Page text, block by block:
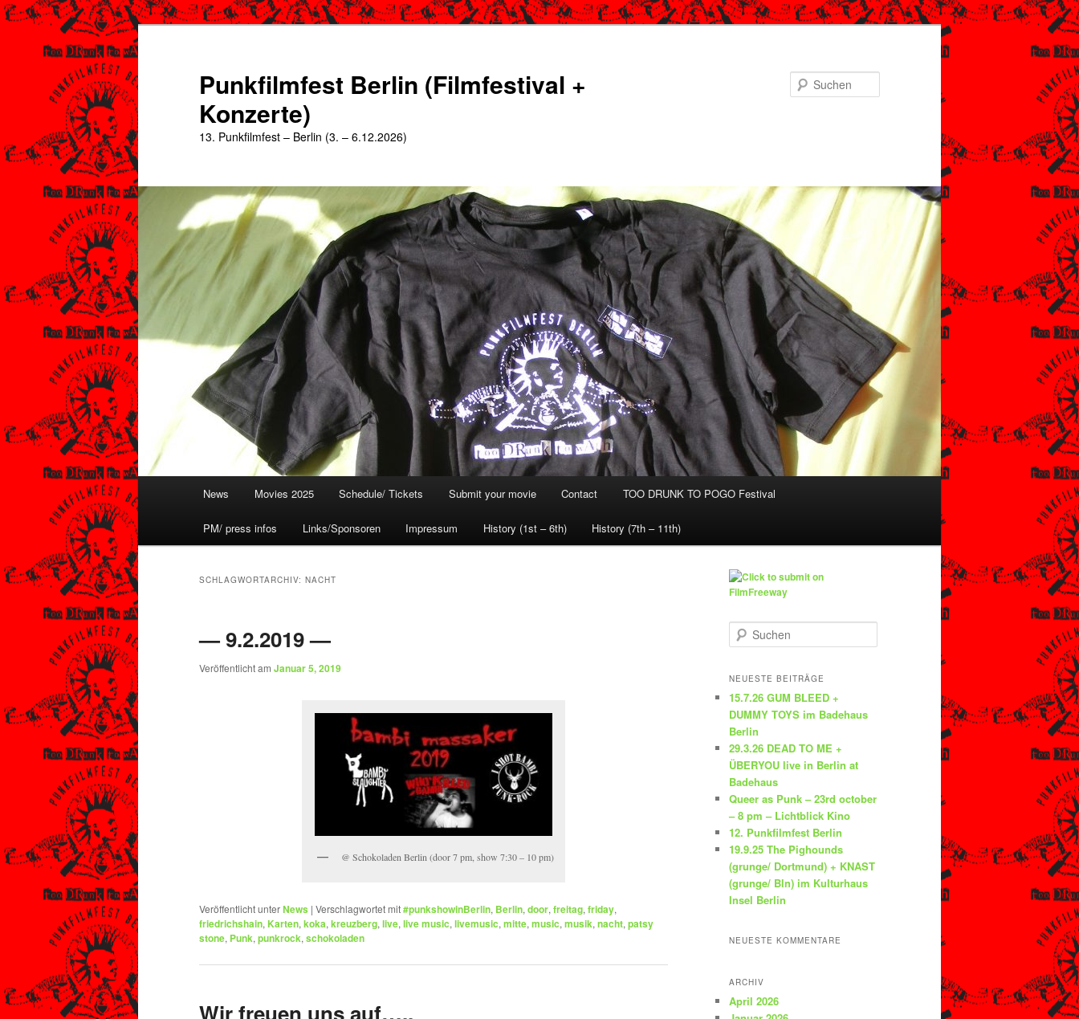
primären
sekundären
Punkfilmfest Berlin (Filmfestival +
Konzerte)
13. Punkfilmfest – Berlin (3. – 6.12.2026)
News Movies 2025 Schedule/ Tickets Submit your movie Contact TOO DRUNK TO POGO Festival
PM/ press infos Links/Sponsoren Impressum History (1st – 6th) History (7th – 11th)
SCHLAGWORTARCHIV: NACHT
— 9.2.2019 —
Veröffentlicht am Januar 5, 2019
@ Schokoladen Berlin (door 7 pm, show 7:30 – 10 pm)
Veröffentlicht unterNews | Verschlagwortet mit#punkshowinBerlin, Berlin, door, freitag, friday,
friedrichshain, Karten, koka, kreuzberg, live, live music, livemusic, mitte, music, musik, nacht, patsy
stone, Punk, punkrock, schokoladen
Wir freuen uns auf…..
u
h
n
NEUESTE BEITRÄGE
15.7.26 GUM BLEED +
DUMMY TOYS im Badehaus
Berlin
29.3.26 DEAD TO ME +
ÜBERYOU live in Berlin at
Badehaus
Queer as Punk – 23rd october
– 8 pm – Lichtblick Kino
12. Punkfilmfest Berlin
19.9.25 The Pighounds
(grunge/ Dortmund) + KNAST
(grunge/ Bln) im Kulturhaus
Insel Berlin
NEUESTE KOMMENTARE
ARCHIV
April 2026